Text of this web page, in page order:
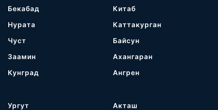
Бекабад
Нурата
Чуст
Заамин
Кунград
Китаб
Каттакурган
Байсун
Ахангаран
Ангрен
Ургут
Акташ